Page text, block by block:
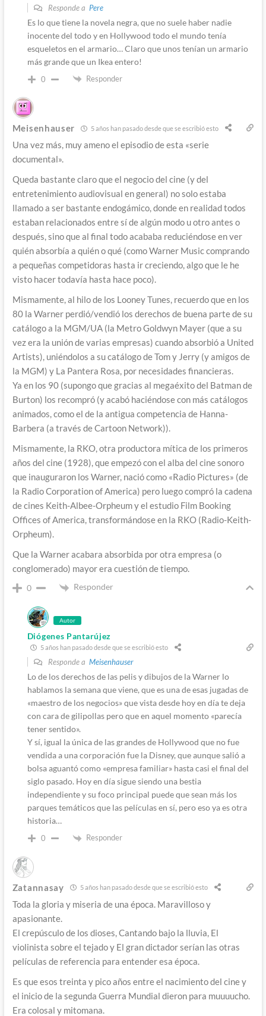
Responde a Pere
Es lo que tiene la novela negra, que no suele haber nadie
inocente del todo y en Hollywood todo el mundo tenía
esqueletos en el armario… Claro que unos tenían un armario
más grande que un Ikea entero!
0 Responder
Meisenhauser 5 años han pasado desde que se escribió esto
Una vez más, muy ameno el episodio de esta «serie
documental».
Queda bastante claro que el negocio del cine (y del
entretenimiento audiovisual en general) no solo estaba
llamado a ser bastante endogámico, donde en realidad todos
estaban relacionados entre sí de algún modo u otro antes o
después, sino que al final todo acababa reduciéndose en ver
quién absorbía a quién o qué (como Warner Music comprando
a pequeñas competidoras hasta ir creciendo, algo que le he
visto hacer todavía hasta hace poco).
Mismamente, al hilo de los Looney Tunes, recuerdo que en los
80 la Warner perdió/vendió los derechos de buena parte de su
catálogo a la MGM/UA (la Metro Goldwyn Mayer (que a su
vez era la unión de varias empresas) cuando absorbió a United
Artists), uniéndolos a su catálogo de Tom y Jerry (y amigos de
la MGM) y La Pantera Rosa, por necesidades financieras.
Ya en los 90 (supongo que gracias al megaéxito del Batman de
Burton) los recompró (y acabó haciéndose con más catálogos
animados, como el de la antigua competencia de Hanna-
Barbera (a través de Cartoon Network)).
Mismamente, la RKO, otra productora mítica de los primeros
años del cine (1928), que empezó con el alba del cine sonoro
que inauguraron los Warner, nació como «Radio Pictures» (de
la Radio Corporation of America) pero luego compró la cadena
de cines Keith-Albee-Orpheum y el estudio Film Booking
Offices of America, transformándose en la RKO (Radio-Keith-
Orpheum).
Que la Warner acabara absorbida por otra empresa (o
conglomerado) mayor era cuestión de tiempo.
0 Responder
Autor
Diógenes Pantarújez
5 años han pasado desde que se escribió esto
Responde a Meisenhauser
Lo de los derechos de las pelis y dibujos de la Warner lo
hablamos la semana que viene, que es una de esas jugadas de
«maestro de los negocios» que vista desde hoy en día te deja
con cara de gilipollas pero que en aquel momento «parecía
tener sentido».
Y sí, igual la única de las grandes de Hollywood que no fue
vendida a una corporación fue la Disney, que aunque salió a
bolsa aguantó como «empresa familiar» hasta casi el final del
siglo pasado. Hoy en día sigue siendo una bestia
independiente y su foco principal puede que sean más los
parques temáticos que las películas en sí, pero eso ya es otra
historia…
0 Responder
Zatannasay 5 años han pasado desde que se escribió esto
Toda la gloria y miseria de una época. Maravilloso y
apasionante.
El crepúsculo de los dioses, Cantando bajo la lluvia, El
violinista sobre el tejado y El gran dictador serían las otras
películas de referencia para entender esa época.
Es que esos treinta y pico años entre el nacimiento del cine y
el inicio de la segunda Guerra Mundial dieron para muuuucho.
Era colosal y mitomana.